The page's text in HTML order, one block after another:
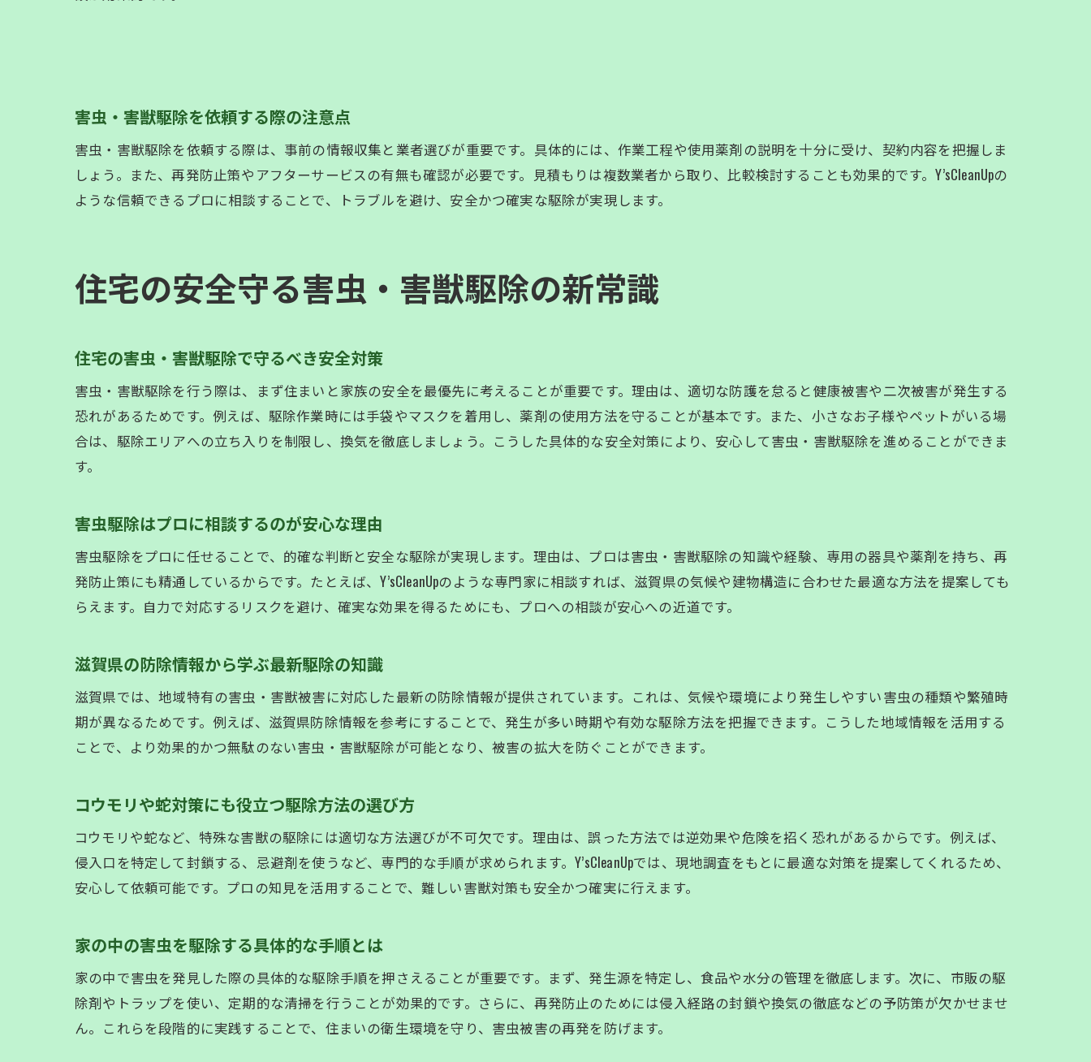
防除情報を活用した継続的な見直し方法
プロが教える長持ちする害虫駆除の秘訣
害虫・害獣駆除を相談する際の安心ステップ
見積もり時に確認したいポイントを紹介
滋賀県の環境に適した駆除法と注意点
害虫・害獣駆除で重視すべき滋賀県の環境特徴
環境保全と害虫駆除の両立を目指す方法
快適な暮らしへ導く害虫駆除の最適解を探る
再発しにくい害虫駆除の実践事例を紹介
害虫駆除で暮らしを守るプロフェッショナルの役割
害虫・害獣駆除を依頼する際の注意点
害虫・害獣駆除を依頼する際は、事前の情報収集と業者選びが重要です。具体的には、作業工程や使用薬剤の説明を十分に受け、契約内容を把握しま
しょう。また、再発防止策やアフターサービスの有無も確認が必要です。見積もりは複数業者から取り、比較検討することも効果的です。Y’sCleanUpの
ような信頼できるプロに相談することで、トラブルを避け、安全かつ確実な駆除が実現します。
住宅の安全守る害虫・害獣駆除の新常識
住宅の害虫・害獣駆除で守るべき安全対策
害虫・害獣駆除を行う際は、まず住まいと家族の安全を最優先に考えることが重要です。理由は、適切な防護を怠ると健康被害や二次被害が発生する
恐れがあるためです。例えば、駆除作業時には手袋やマスクを着用し、薬剤の使用方法を守ることが基本です。また、小さなお子様やペットがいる場
合は、駆除エリアへの立ち入りを制限し、換気を徹底しましょう。こうした具体的な安全対策により、安心して害虫・害獣駆除を進めることができま
す。
害虫駆除はプロに相談するのが安心な理由
害虫駆除をプロに任せることで、的確な判断と安全な駆除が実現します。理由は、プロは害虫・害獣駆除の知識や経験、専用の器具や薬剤を持ち、再
発防止策にも精通しているからです。たとえば、Y’sCleanUpのような専門家に相談すれば、滋賀県の気候や建物構造に合わせた最適な方法を提案しても
らえます。自力で対応するリスクを避け、確実な効果を得るためにも、プロへの相談が安心への近道です。
滋賀県の防除情報から学ぶ最新駆除の知識
滋賀県では、地域特有の害虫・害獣被害に対応した最新の防除情報が提供されています。これは、気候や環境により発生しやすい害虫の種類や繁殖時
期が異なるためです。例えば、滋賀県防除情報を参考にすることで、発生が多い時期や有効な駆除方法を把握できます。こうした地域情報を活用する
ことで、より効果的かつ無駄のない害虫・害獣駆除が可能となり、被害の拡大を防ぐことができます。
コウモリや蛇対策にも役立つ駆除方法の選び方
コウモリや蛇など、特殊な害獣の駆除には適切な方法選びが不可欠です。理由は、誤った方法では逆効果や危険を招く恐れがあるからです。例えば、
侵入口を特定して封鎖する、忌避剤を使うなど、専門的な手順が求められます。Y’sCleanUpでは、現地調査をもとに最適な対策を提案してくれるため、
安心して依頼可能です。プロの知見を活用することで、難しい害獣対策も安全かつ確実に行えます。
家の中の害虫を駆除する具体的な手順とは
家の中で害虫を発見した際の具体的な駆除手順を押さえることが重要です。まず、発生源を特定し、食品や水分の管理を徹底します。次に、市販の駆
除剤やトラップを使い、定期的な清掃を行うことが効果的です。さらに、再発防止のためには侵入経路の封鎖や換気の徹底などの予防策が欠かせませ
ん。これらを段階的に実践することで、住まいの衛生環境を守り、害虫被害の再発を防げます。
お問い合わせはこちら
お問い合わせはこちら